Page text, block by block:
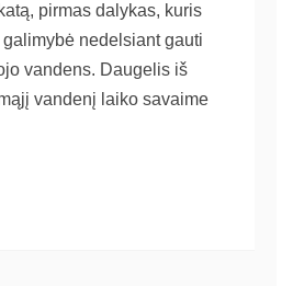
pirmas dalykas, kuris
nedelsiant gauti
vandens. Daugelis iš
vandenį laiko savaime